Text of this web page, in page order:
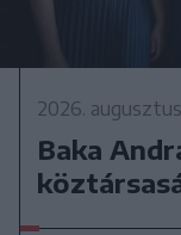
2026.
Baka